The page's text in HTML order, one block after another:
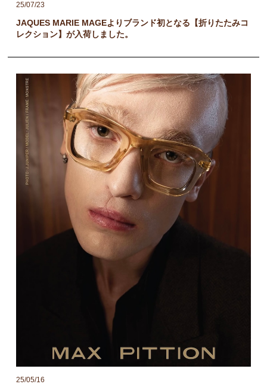
25/07/23
JAQUES MARIE MAGEよりブランド初となる【折りたたみコ
レクション】が入荷しました。
25/05/16